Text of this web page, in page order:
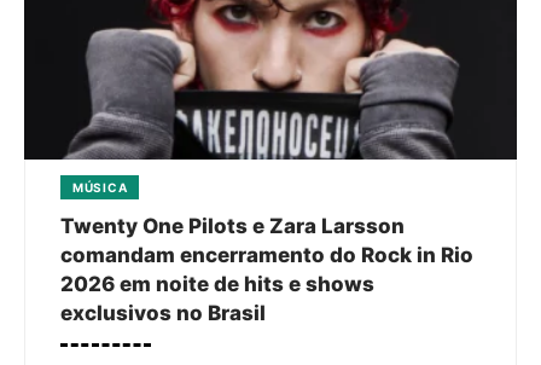
MÚSICA
Twenty One Pilots e Zara Larsson
comandam encerramento do Rock in Rio
2026 em noite de hits e shows
exclusivos no Brasil